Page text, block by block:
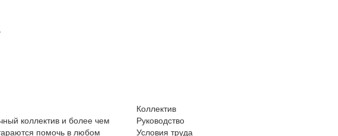
коллектив и более чем
помочь в любом
Коллектив
Руководство
Условия труда